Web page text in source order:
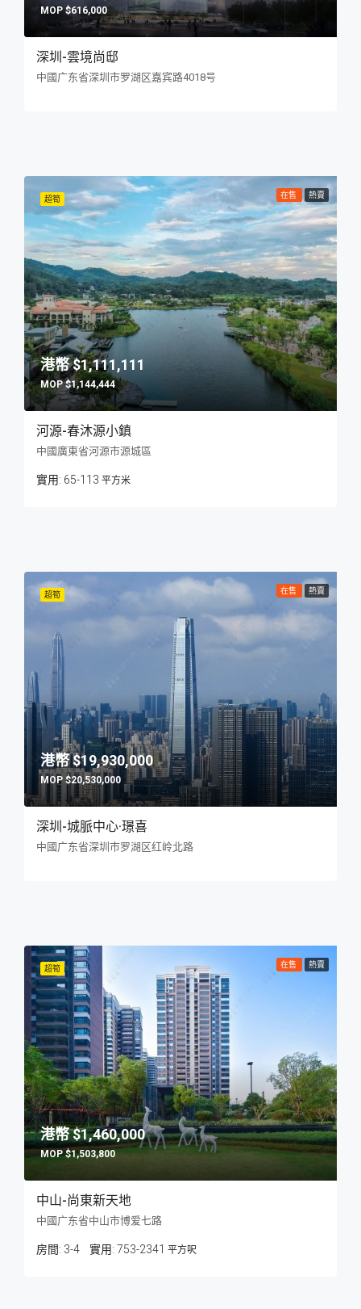
$616,000
深圳-雲境尚邸
中國广东省深圳市罗湖区嘉宾路4018号
超筍 在售 熱賣
$1,111,111
$1,144,444
河源-春沐源小鎮
中國廣東省河源市源城區
65-113 平方米
超筍 在售 熱賣
$19,930,000
$20,530,000
深圳-城脈中心·璟喜
中國广东省深圳市罗湖区红岭北路
超筍 在售 熱賣
$1,460,000
$1,503,800
中山-尚東新天地
中國广东省中山市博爱七路
房間: 3-4 753-2341 平方呎